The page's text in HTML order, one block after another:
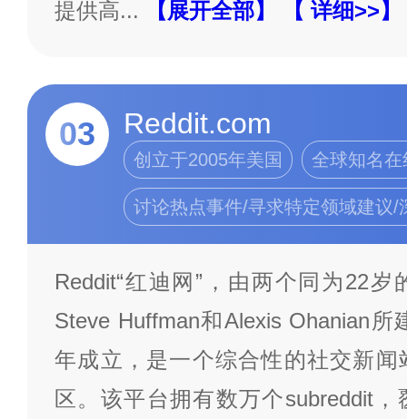
提供高... 【展开全部】 【 详细>>】
03 Reddit.com
创立于2005年美国 全球知名
讨论热点事件/寻求特定领域建议/
Reddit“红迪网”，由两个同为22
Steve Huffman和Alexis Ohanian
年成立，是一个综合性的社交新
区。该平台拥有数万个subreddit